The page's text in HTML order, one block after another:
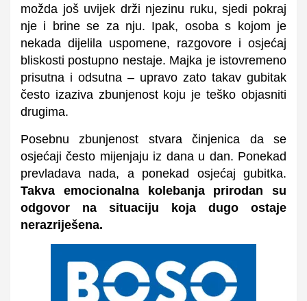
možda još uvijek drži njezinu ruku, sjedi pokraj
nje i brine se za nju. Ipak, osoba s kojom je
nekada dijelila uspomene, razgovore i osjećaj
bliskosti postupno nestaje. Majka je istovremeno
prisutna i odsutna – upravo zato takav gubitak
često izaziva zbunjenost koju je teško objasniti
drugima.
Posebnu zbunjenost stvara činjenica da se
osjećaji često mijenjaju iz dana u dan. Ponekad
prevladava nada, a ponekad osjećaj gubitka.
Takva emocionalna kolebanja prirodan su
odgovor na situaciju koja dugo ostaje
nerazriješena.